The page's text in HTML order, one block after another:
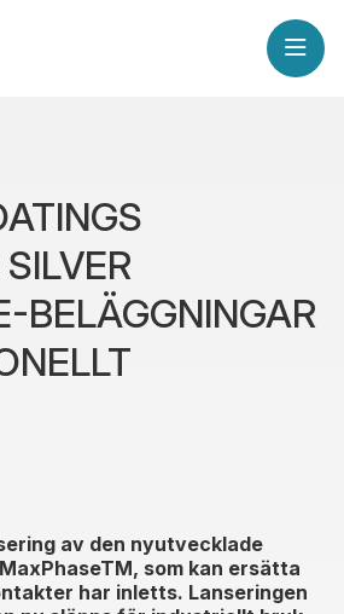
BELÄGGNINGAR
av den nyutvecklade
som kan ersätta
har inletts. Lanseringen